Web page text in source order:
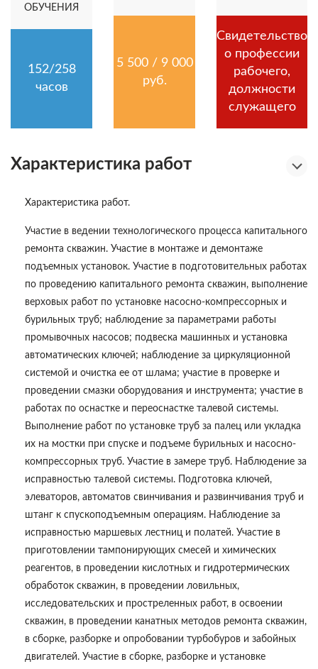
ОБУЧЕНИЯ
152/258
часов
5 500 / 9 000
руб.
Свидетельство
о профессии
рабочего,
должности
служащего
Характеристика работ
Характеристика работ.
Участие в ведении технологического процесса капитального
ремонта скважин. Участие в монтаже и демонтаже
подъемных установок. Участие в подготовительных работах
по проведению капитального ремонта скважин, выполнение
верховых работ по установке насосно-компрессорных и
бурильных труб; наблюдение за параметрами работы
промывочных насосов; подвеска машинных и установка
автоматических ключей; наблюдение за циркуляционной
системой и очистка ее от шлама; участие в проверке и
проведении смазки оборудования и инструмента; участие в
работах по оснастке и переоснастке талевой системы.
Выполнение работ по установке труб за палец или укладка
их на мостки при спуске и подъеме бурильных и насосно-
компрессорных труб. Участие в замере труб. Наблюдение за
исправностью талевой системы. Подготовка ключей,
элеваторов, автоматов свинчивания и развинчивания труб и
штанг к спускоподъемным операциям. Наблюдение за
исправностью маршевых лестниц и полатей. Участие в
приготовлении тампонирующих смесей и химических
реагентов, в проведении кислотных и гидротермических
обработок скважин, в проведении ловильных,
исследовательских и простреленных работ, в освоении
скважин, в проведении канатных методов ремонта скважин,
в сборке, разборке и опробовании турбобуров и забойных
двигателей. Участие в сборке, разборке и установке